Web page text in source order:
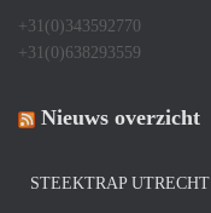
+31(0)343592770
+31(0)638293559
Nieuws overzicht
STEEKTRAP UTRECHT